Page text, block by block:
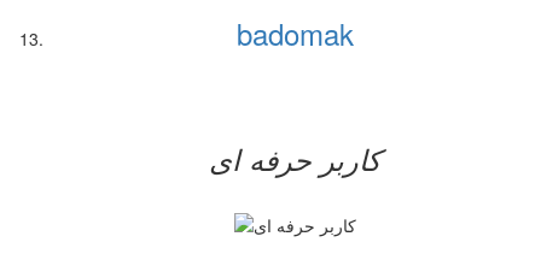
badomak
کاربر حرفه ای